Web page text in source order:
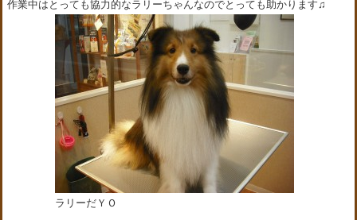
作業中はとっても協力的なラリーちゃんなのでとっても助かります♫
ラリーだＹＯ